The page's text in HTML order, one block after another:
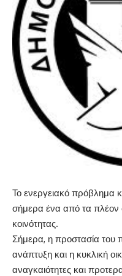
Το ενεργειακό πρόβλημα
σήμερα ένα από τα πλέον
κοινότητας.
Σήμερα, η προστασία του
ανάπτυξη και η κυκλική
αναγκαιότητες και